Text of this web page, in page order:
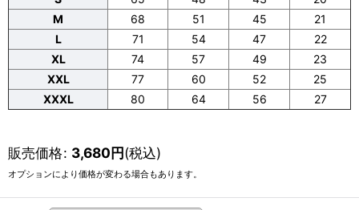
M
68 51 45
21
L
71 54 47
22
XL
74 57 49
23
XXL
77 60 52
25
XXXL
80 64 56 27
販売価格: 3,680円(税込)
オプションにより価格が変わる場合もあります。